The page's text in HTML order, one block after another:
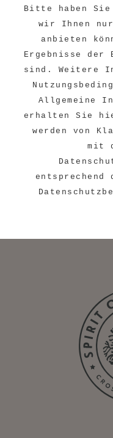
Bitte haben
wir Ihnen
anbieten
Ergebnisse der
sind. Weitere
Allgemeine
erhalten Sie
werden von
mit
entsprechend